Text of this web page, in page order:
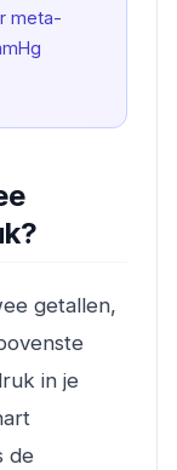
meta-
getallen,
in je
de